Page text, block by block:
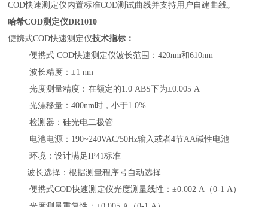
COD快速测定仪内置标准COD测试曲线并支持用户自建曲线。
哈希COD测定仪DR1010
便携式COD快速测定仪技术指标：
便携式 COD快速测定仪波长范围：420nm和610nm
波长精度：±1 nm
光度测量精度：在额定的1.0 ABS下为±0.005 A
光漂移量：400nm时，小于1.0%
检测器：硅光电二极管
电池电源：190~240VAC/50Hz输入或者4节AA碱性电池
环境：设计满足IP41标准
波长选择：根据测量程序号自动选择
便携式COD快速测定仪光度测量线性：±0.002 A（0-1 A）